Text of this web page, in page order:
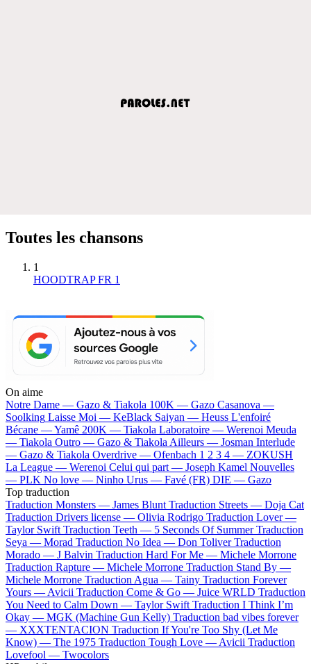
Toutes les chansons
1
HOODTRAP FR 1
On aime
Notre Dame — Gazo & Tiakola 100K — Gazo Casanova —
Soolking Laisse Moi — KeBlack Saiyan — Heuss L'enfoiré
Bécane —Yamê 200K — Tiakola Laboratoire — Werenoi Meuda
— Tiakola Outro — Gazo & Tiakola Ailleurs — Josman Interlude
— Gazo & Tiakola Overdrive — Ofenbach 1 2 3 4 — ZOKUSH
La League — Werenoi Celui qui part — Joseph Kamel Nouvelles
— PLK No love — Ninho Urus — Favé (FR) DIE — Gazo
Top traduction
Traduction Monsters — James Blunt Traduction Streets — Doja Cat
Traduction Drivers license — Olivia Rodrigo Traduction Lover —
Taylor Swift Traduction Teeth — 5 Seconds Of Summer Traduction
Seya — Morad Traduction No Idea — Don Toliver Traduction
Morado — J Balvin Traduction Hard For Me — Michele Morrone
Traduction Rapture — Michele Morrone Traduction Stand By —
Michele Morrone Traduction Agua — Tainy Traduction Forever
Yours — Avicii Traduction Come & Go — Juice WRLD Traduction
You Need to Calm Down — Taylor Swift Traduction I Think I’m
Okay — MGK (Machine Gun Kelly) Traduction bad vibes forever
— XXXTENTACION Traduction If You're Too Shy (Let Me
Know) — The 1975 Traduction Tough Love — Avicii Traduction
Lovefool — Twocolors